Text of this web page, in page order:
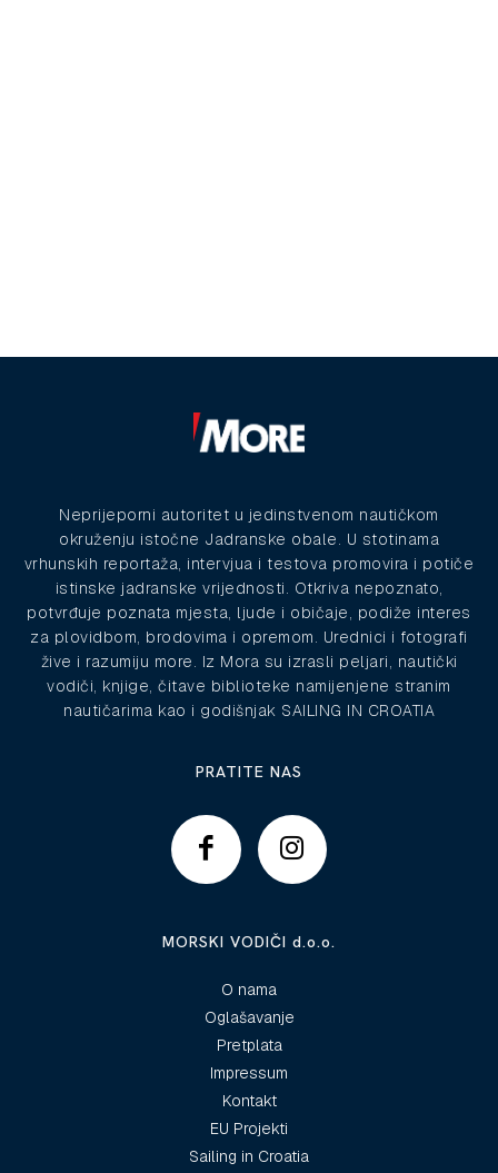
Neprijeporni autoritet u jedinstvenom nautičkom
okruženju istočne Jadranske obale. U stotinama
vrhunskih reportaža, intervjua i testova promovira i potiče
istinske jadranske vrijednosti. Otkriva nepoznato,
potvrđuje poznata mjesta, ljude i običaje, podiže interes
za plovidbom, brodovima i opremom. Urednici i fotografi
žive i razumiju more. Iz Mora su izrasli peljari, nautički
vodiči, knjige, čitave biblioteke namijenjene stranim
nautičarima kao i godišnjak SAILING IN CROATIA
PRATITE NAS
MORSKI VODIČI d.o.o.
O nama
Oglašavanje
Pretplata
Impressum
Kontakt
EU Projekti
Sailing in Croatia